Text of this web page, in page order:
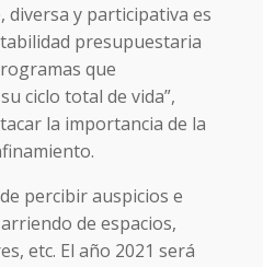
diversa y participativa es
presupuestaria
que
ciclo total de vida”,
la importancia de la
percibir auspicios e
de espacios,
etc. El año 2021 será